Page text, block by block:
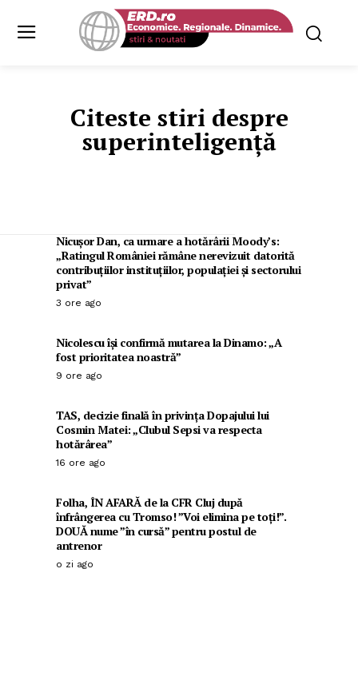
Citeste stiri despre
superinteligență
Nicușor Dan, ca urmare a hotărârii Moody’s:
„Ratingul României rămâne nerevizuit datorită
contribuțiilor instituțiilor, populației și sectorului
privat”
3 ore ago
Nicolescu își confirmă mutarea la Dinamo: „A
fost prioritatea noastră”
9 ore ago
TAS, decizie finală în privința Dopajului lui
Cosmin Matei: „Clubul Sepsi va respecta
hotărârea”
16 ore ago
Folha, ÎN AFARĂ de la CFR Cluj după
înfrângerea cu Tromso! ”Voi elimina pe toți!”.
DOUĂ nume ”în cursă” pentru postul de
antrenor
o zi ago